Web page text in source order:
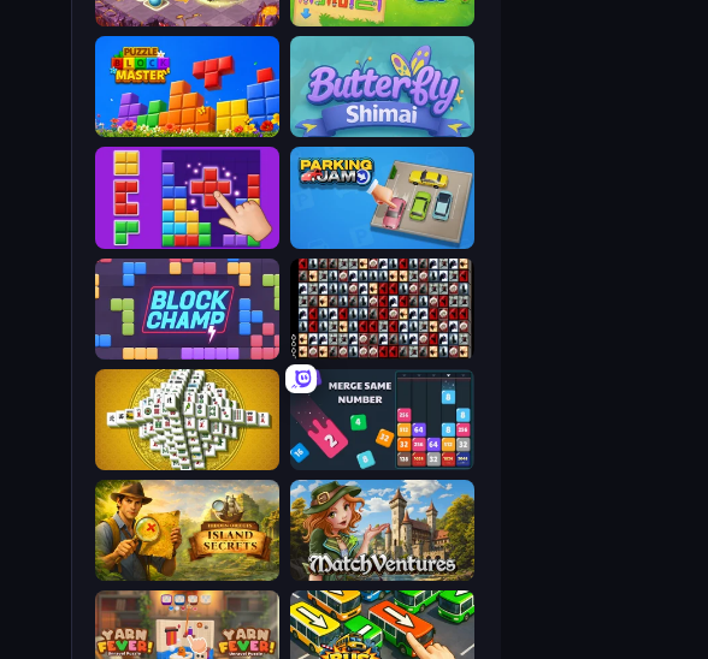
Snake Out: Maze Escape
Mergest Kingdom
Butterfly Shimai
Puzzle Block Master
Parking Jam
BlockBuster Puzzle
War Mahjong
Block Champ
Mahjong Tower
MatchVentures
Hidden Objects: Island Secrets